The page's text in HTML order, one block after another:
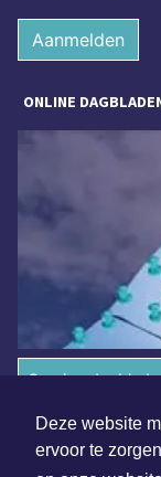
Deze website
ervoor te
Aanmelden
ONLINE
Overige
Algemene